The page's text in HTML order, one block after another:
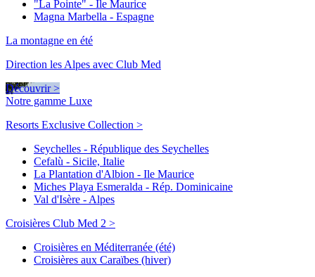
"La Pointe" - Ile Maurice
Magna Marbella - Espagne
La montagne en été
Direction les Alpes avec Club Med
Découvrir >
Notre gamme Luxe
Resorts Exclusive Collection >
Seychelles - République des Seychelles
Cefalù - Sicile, Italie
La Plantation d'Albion - Ile Maurice
Miches Playa Esmeralda - Rép. Dominicaine
Val d'Isère - Alpes
Croisières Club Med 2 >
Croisières en Méditerranée (été)
Croisières aux Caraïbes (hiver)